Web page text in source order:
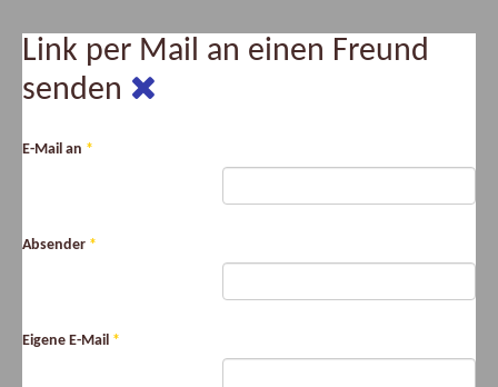
Link per Mail an einen Freund
senden
E-Mail an *
Absender *
Eigene E-Mail *